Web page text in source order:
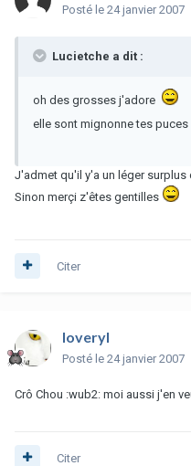
Posté le 24 janvier 2007
Lucietche a dit :
oh des grosses j'adore
elle sont mignonne tes
J'admet qu'il y'a un léger surplus
Sinon merçi z'êtes gentilles
Citer
loveryl
Posté le 24 janvier 2007
Crô Chou :wub2: moi aussi j'en
Citer